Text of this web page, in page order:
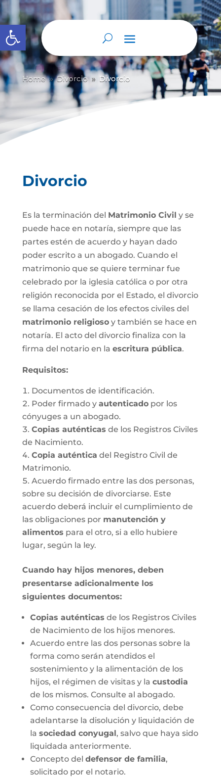
Abrir barra de herramientas
Home 9 Divorcio 9 Divorcio
Divorcio
Es la terminación del Matrimonio Civil y se
puede hace en notaría, siempre que las
partes estén de acuerdo y hayan dado
poder escrito a un abogado. Cuando el
matrimonio que se quiere terminar fue
celebrado por la iglesia católica o por otra
religión reconocida por el Estado, el divorcio
se llama cesación de los efectos civiles del
matrimonio religiosoy también se hace en
notaría. El acto del divorcio finaliza con la
firma del notario en la escritura pública.
Requisitos:
Documentos de identificación.
Poder firmado y autenticadopor los
cónyuges a un abogado.
Copias auténticas de los Registros Civiles
de Nacimiento.
Copia auténtica del Registro Civil de
Matrimonio.
Acuerdo firmado entre las dos personas,
sobre su decisión de divorciarse. Este
acuerdo deberá incluir el cumplimiento de
las obligaciones por manutención y
alimentos para el otro, si a ello hubiere
lugar, según la ley.
Cuando hay hijos menores, deben
presentarse adicionalmente los
siguientes documentos:
Copias auténticas de los Registros Civiles
de Nacimiento de los hijos menores.
Acuerdo entre las dos personas sobre la
forma como serán atendidos el
sostenimiento y la alimentación de los
hijos, el régimen de visitas y la custodia
de los mismos. Consulte al abogado.
Como consecuencia del divorcio, debe
adelantarse la disolución y liquidación de
la sociedad conyugal, salvo que haya sido
liquidada anteriormente.
Concepto del defensor de familia,
solicitado por el notario.